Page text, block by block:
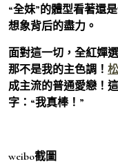
“全妹”的體型看著還
想象背后的盡力。
面對這一切，全紅嬋
那不是我的主色調！
成主流的普通愛戀！
字：“我真棒！”
weibo截圖